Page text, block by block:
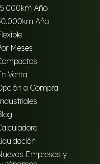
Año
Año
Meses
Venta
a Compra
Empresas y